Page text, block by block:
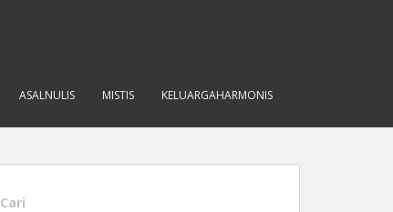
ASALNULIS MISTIS KELUARGAHARMONIS
Cari